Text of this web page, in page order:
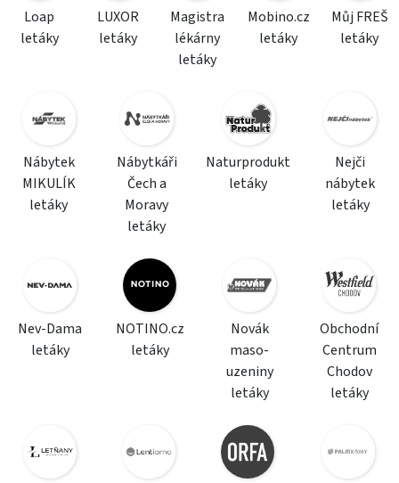
Loap
letáky
LUXOR
letáky
Magistra
lékárny
letáky
Mobino.cz
letáky
Můj FREŠ
letáky
Nábytek
MIKULÍK
letáky
Nábytkáři
Čech a
Moravy
letáky
Naturprodukt
letáky
Nejči
nábytek
letáky
Nev-Dama
letáky
NOTINO.cz
letáky
Novák
maso-
uzeniny
letáky
Obchodní
Centrum
Chodov
letáky